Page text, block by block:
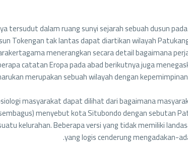
tersudut dalam ruang sunyi sejarah sebuah dusun
Tokengan tak lantas dapat diartikan wilayah
menerangkan secara detail bagaimana
catatan Eropa pada abad berikutnya juga
merupakan sebuah wilayah dengan
masyarakat dapat dilihat dari bagaimana
menyebut kota Situbondo dengan sebutan
kelurahan. Beberapa versi yang tidak memiliki
yang logis cenderung mengadakan-